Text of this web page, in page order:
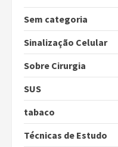
Sem categoria
Sinalização Celular
Sobre Cirurgia
SUS
tabaco
Técnicas de Estudo